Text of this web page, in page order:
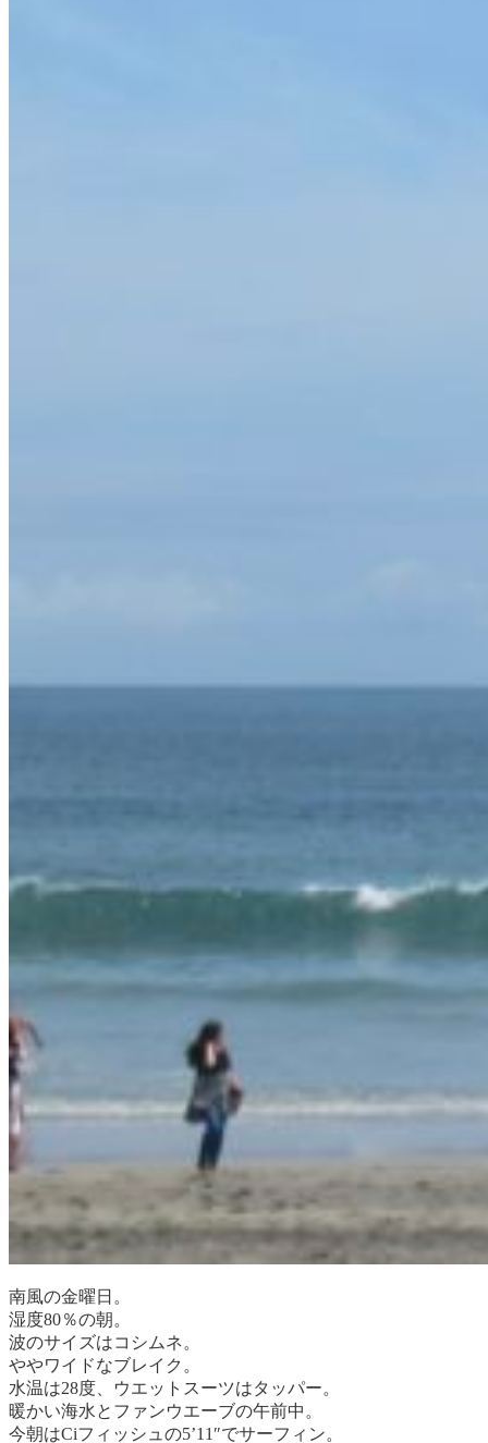
南風の金曜日。
湿度80％の朝。
波のサイズはコシムネ。
ややワイドなブレイク。
水温は28度、ウエットスーツはタッパー。
暖かい海水とファンウエーブの午前中。
今朝はCiフィッシュの5’11″でサーフィン。